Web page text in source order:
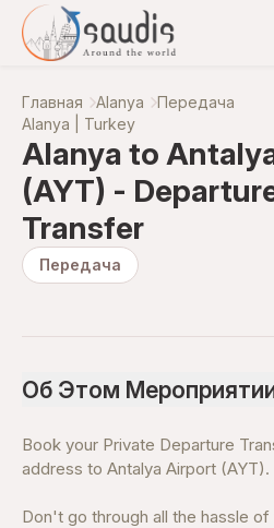
Главная Alanya Передача
Alanya | Turkey
Alanya to
(AYT) -
Transfer
Передача
Об Этом
Book your Private Departure
address to Antalya Airport (AYT).
Don't go through all the hassle